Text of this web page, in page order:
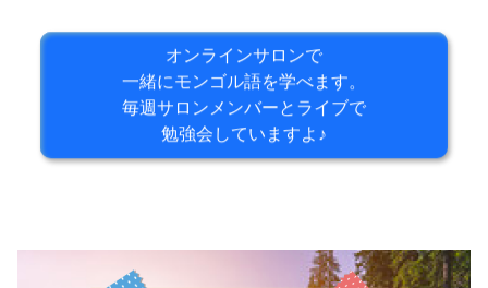
オンラインサロンで
一緒にモンゴル語を学べます。
毎週サロンメンバーとライブで
勉強会していますよ♪